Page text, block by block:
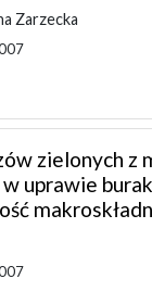
Zarzecka
zielonych z
uprawie